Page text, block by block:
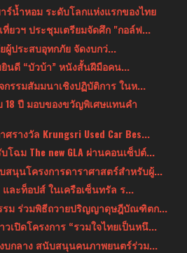
าร์น้ำหอม ระดับโลกแห่งแรกของไทย
ที่ยวฯ ประชุมเตรียมจัดศึก "กอล์ฟ...
ผู้ประสบอุทกภัย จัดงบกว่...
นดี “บัวบ้า” หนังสั้นฝีมือคน...
กรรมสัมมนาเชิงปฏิบัติการ ในห...
ปี มอบของขวัญพิเศษแทนคำ
ศรางวัล Krungsri Used Car Bes...
โฉม The new GLA ผ่านคอนเซ็ปต์...
สนุนโครงการดาราศาสตร์สำหรับผู้...
ละท็อปส์ ในเครือเซ็นทรัล ร...
รม ร่วมพิธีถวายปริญญาดุษฎีบัณฑิตก...
วเปิดโครงการ “รวมใจไทยเป็นหนึ...
บกลาง สนับสนุนคนภาพยนตร์ร่วม...